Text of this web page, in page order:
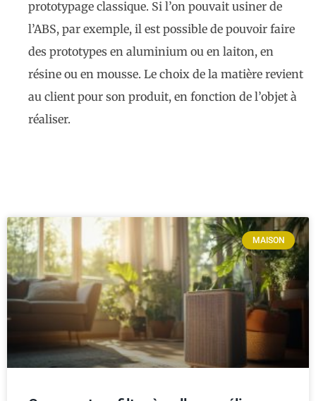
prototypage classique. Si l’on pouvait usiner de
l’ABS, par exemple, il est possible de pouvoir faire
des prototypes en aluminium ou en laiton, en
résine ou en mousse. Le choix de la matière revient
au client pour son produit, en fonction de l’objet à
réaliser.
MAISON